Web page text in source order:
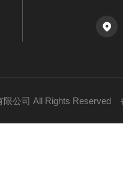
限公司 All Rights Reserved